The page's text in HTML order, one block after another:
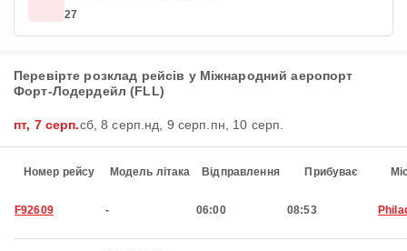
27
Перевірте розклад рейсів у Міжнародний аеропорт
Форт-Лодердейл (FLL)
пт, 7 серп.сб, 8 серп. нд, 9 серп. пн, 10 серп.
Номер рейсу Модель літака Відправлення Прибуває
F92609 - 06:00 08:53